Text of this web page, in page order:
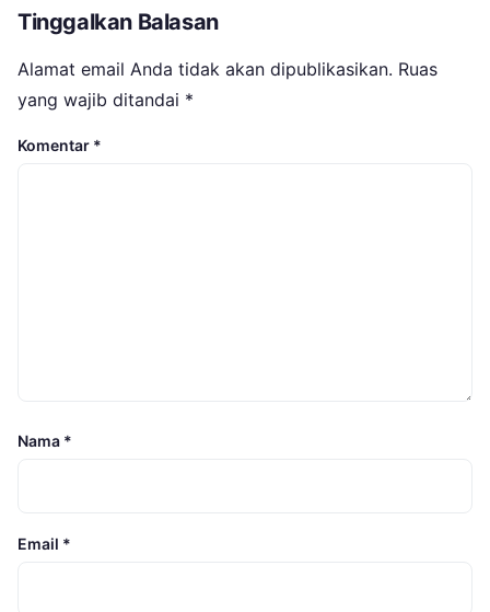
Tinggalkan Balasan
Alamat email Anda tidak akan dipublikasikan. Ruas
yang wajib ditandai *
Komentar *
Nama *
Email *